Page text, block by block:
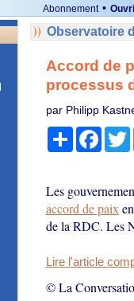
Abonnement •
Observatoire
Accord de
processus
par Philipp
Partager
Les
accord de paix
de la RDC. Les
Lire l'article
© La